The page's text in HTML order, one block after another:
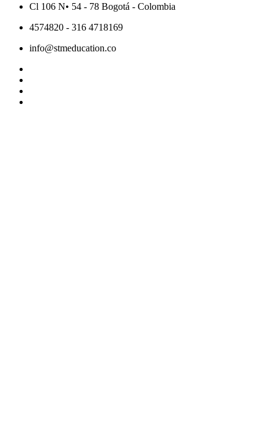
Cl 106 N• 54 - 78 Bogotá - Colombia
4574820 - 316 4718169
info@stmeducation.co